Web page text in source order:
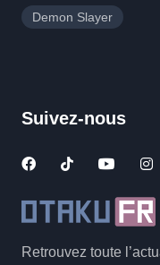
Retrouvez toute
Demon Slayer
Suivez-nous